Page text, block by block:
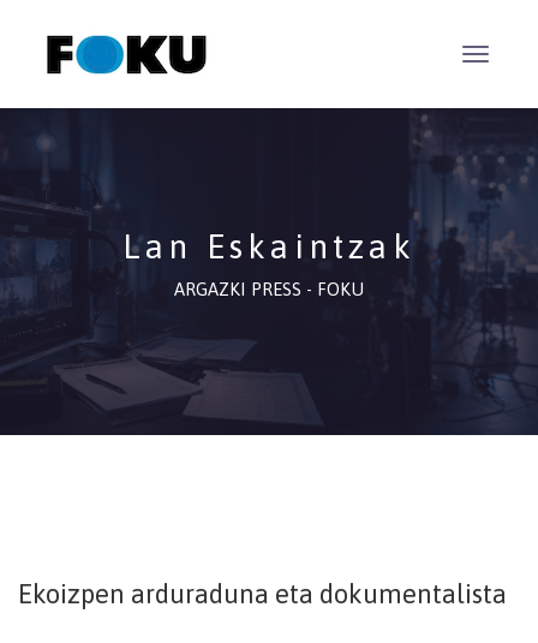
Lan Eskaintzak
ARGAZKI PRESS - FOKU
Ekoizpen arduraduna eta dokumentalista